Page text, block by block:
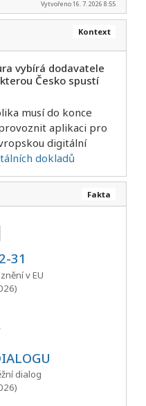
Vytvořeno 16. 7. 2026 8:55
Kontext
vybírá dodavatele
Česko spustí
musí do konce
aplikaci pro
digitální
dokladů
Fakta
31
v EU
dialog